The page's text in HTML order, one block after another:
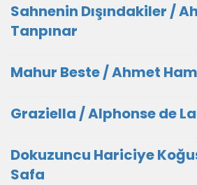
Sahnenin Dışındakiler /
Tanpınar
Mahur Beste / Ahmet
Graziella / Alphonse de
Dokuzuncu Hariciye
Safa